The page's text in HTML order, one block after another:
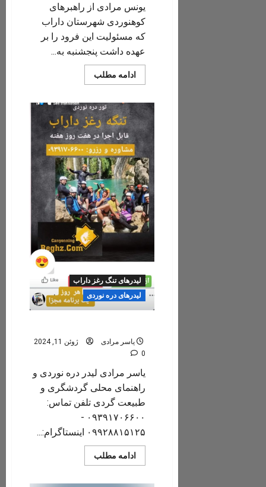
یونس مرادی از راهبرهای
کوهنوردی شهرستان داراب
که مسئولیت این فرود را بر
عهده داشت پنجشنبه به...
ادامه مطلب
more
14
ساعته
جانبازان
جهرمی
در
تنگه
رغز
داراب
لیدرهای تنگ رغز داراب
لیدرهای دره نوردی
یاسر مرادی
ژوئن 11, 2024
0
یاسر مرادی لیدر دره نوردی و
راهنمای محلی گردشگری و
طبیعت گردی تلفن تماس:
۰۹۳۹۱۷۰۶۶۰۰ -
۰۹۹۲۸۸۱۵۱۲۵ اینستاگرام:...
ادامه مطلب
more